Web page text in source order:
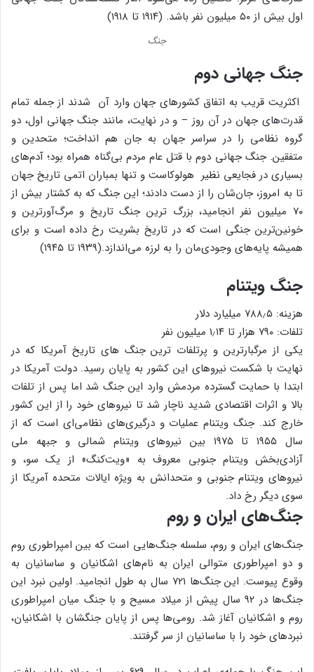
اول بیش از ۵۰ میلیون نفر باشد. (۱۹۱۴ تا ۱۹۱۸)
جنگ
جنگ جهانی دوم
اکثریت قریب به اتفاق کشورهای جهان وارد آن شدند از جمله تمام
قدرت‌های جهان در آن روز – و در نهایت، مانند جنگ جهانی اول، دو
گروه نظامی را در سراسر جهان به جان هم انداخت؛ متحدین و
متفقین. جنگ جهانی دوم با قتل عام مردم بی‌گناه همراه بود؛ آدم‌های
بسیاری در فجایعی نظیر هولوکاست و تنها بمباران اتمی تاریخ جهان
تا به امروز، جان‌شان را از دست دادند؛ این جنگ که به کشتار بیش از
۷۰ میلیون نفر انجامید، بزرگ ترین جنگ تاریخ و مرگ‌آورترین و
خونین‌ترین جنگی است که در تاریخ بشریت رخ داده است و برای
همیشه پایه‌های وجودی‌مان را به لرزه می‌اندازد.(۱۹۳۹ تا ۱۹۴۵)
جنگ ویتنام
هزینه: ۷۸۸٫۵ میلیارد دلار
تلفات: ۷۹۰ هزار تا ۱٫۱۴ میلیون نفر
یکی از مرگبارترین و پرتلفات ترین جنگ های تاریخ آمریکا که در
نهایت با شکست نیروهای این کشور به پایان رسید. دولت آمریکا در
ابتدا با حمایت گسترده مردمش وارد این جنگ شد اما پس از تلفات
بالا و اثرات اقتصادی شدید ناچار شد تا نیروهای خود را از این کشور
خارج کند. جنگ ویتنام عملیات و درگیری‌های نظامی‌ای است که از
سال ۱۹۵۵ تا ۱۹۷۵ بین نیروهای ویتنام شمالی و جبهه ملی
آزادی‌بخش ویتنام جنوبی معروف به «ویت‌کنگ» از یک سو، و
نیروهای ویتنام جنوبی و متحدانش به ویژه ایالات متحده آمریکا از
سوی دیگر رخ داد.
جنگ‌های ایران و روم
جنگ‌های ایران و روم، سلسله جنگ‌هایی است که بین امپراطوری روم
و دو امپراطوری متوالی ایران به نام‌های اشکانیان و ساسانیان به
وقوع پیوست. این جنگ‌ها ۷۲۱ سال به طول انجامید. اولین نبرد این
جنگ‌ها در ۹۲ سال پیش از میلاد مسیح و با جنگ میان امپراطوری
روم و اشکانیان آغاز شد. رومی‌ها پس از پایان جنگشان با اشکانیان،
نبردهای خود را با ساسانیان از سر گرفتند.